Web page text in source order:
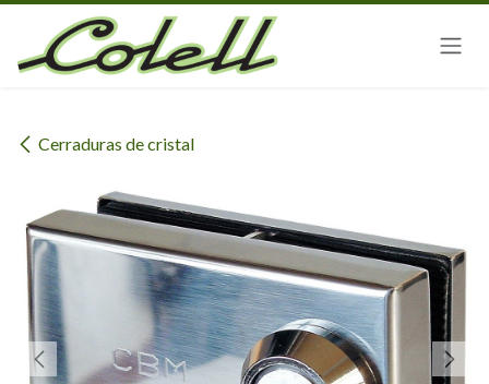
Ir al contenido
Cerraduras de cristal